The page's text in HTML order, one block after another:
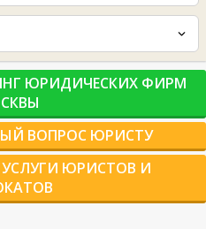
ЮРИДИЧЕСКИХ ФИРМ
ВОПРОС ЮРИСТУ
ЮРИСТОВ И